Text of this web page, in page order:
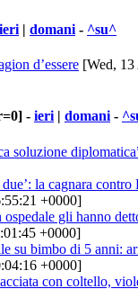
ieri | domani - ^su^
d’essere [Wed,
- ieri | domani -
soluzione
la cagnara
+0000]
gli hanno
+0000]
su bimbo di 5 anni:
+0000]
con coltello,